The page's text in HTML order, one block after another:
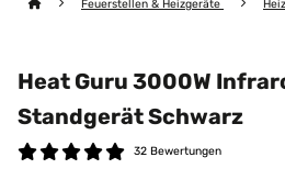
Feuerstellen & Heizgeräte
Heat Guru 3000W
Standgerät​ Schwarz
32 Bewertungen